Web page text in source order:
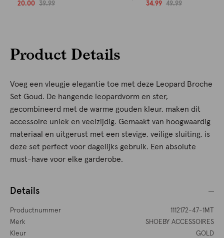
20.00
39.99
34.99
49.99
Product Details
Voeg een vleugje elegantie toe met deze Leopard Broche
Set Goud. De hangende leopardvorm en ster,
gecombineerd met de warme gouden kleur, maken dit
accessoire uniek en veelzijdig. Gemaakt van hoogwaardig
materiaal en uitgerust met een stevige, veilige sluiting, is
deze set perfect voor dagelijks gebruik. Een absolute
must-have voor elke garderobe.
Details
Productnummer
1112172-47-1MT
Merk
SHOEBY ACCESSOIRES
Kleur
GOLD